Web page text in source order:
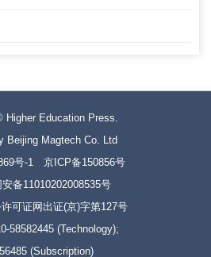
Higher Education Press.
Beijing Magtech Co. Ltd
号-1
京ICP备150856号
备11010202008535号
可证网出证(京)字第127号
58582445 (Technology);
(Subscription)